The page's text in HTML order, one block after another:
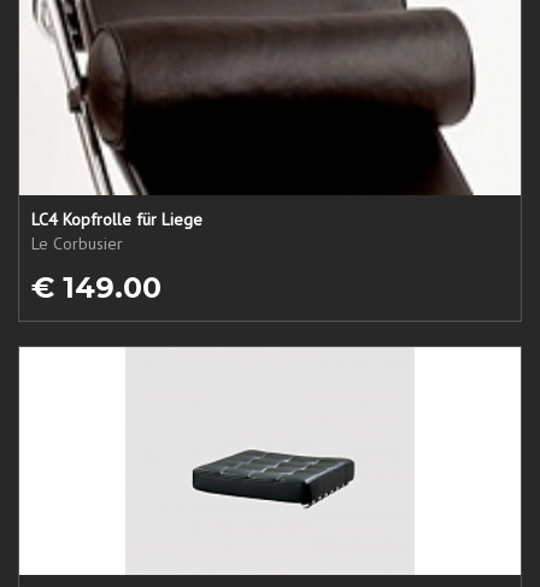
LC4 Kopfrolle für Liege
Le Corbusier
€ 149.00